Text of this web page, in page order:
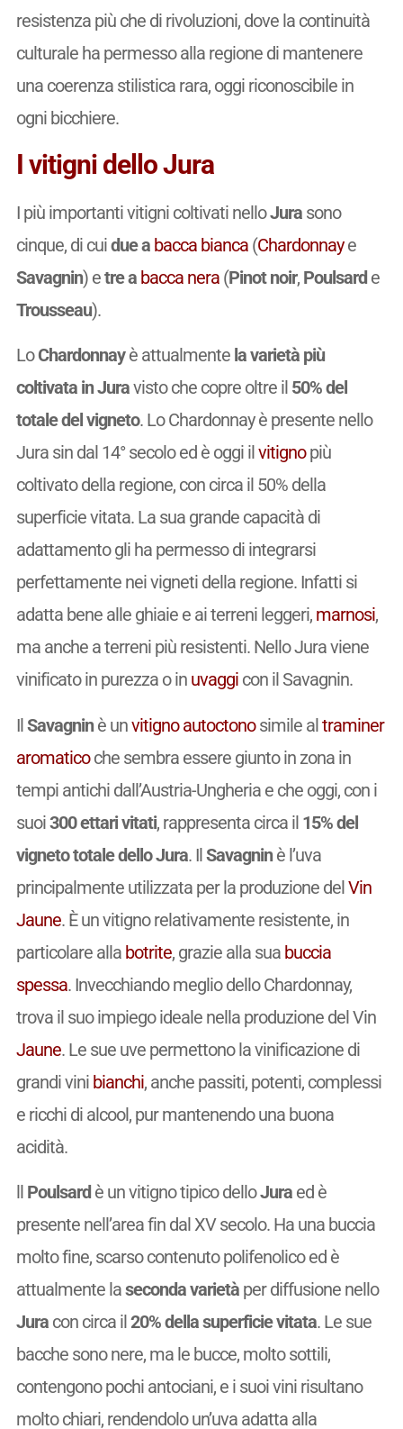
resistenza più che di rivoluzioni, dove la continuità
culturale ha permesso alla regione di mantenere
una coerenza stilistica rara, oggi riconoscibile in
ogni bicchiere.
I vitigni dello Jura
I più importanti vitigni coltivati nelloJurasono
cinque, di cuidue a bacca bianca(Chardonnaye
Savagnin) etre a bacca nera (Pinot noir, Poulsarde
Trousseau).
LoChardonnayè attualmente la varietà più
coltivata in Juravisto che copre oltre il 50% del
totale del vigneto. Lo Chardonnay è presente nello
Jura sin dal 14° secolo ed è oggi ilvitignopiù
coltivato della regione, con circa il 50% della
superficie vitata. La sua grande capacità di
adattamento gli ha permesso di integrarsi
perfettamente nei vigneti della regione. Infatti si
adatta bene alle ghiaie e ai terreni leggeri, marnosi,
ma anche a terreni più resistenti. Nello Jura viene
vinificato in purezza o in uvaggicon il Savagnin.
IlSavagninè unvitigno autoctonosimile altraminer
aromaticoche sembra essere giunto in zona in
tempi antichi dall’Austria-Ungheria e che oggi, con i
suoi300 ettari vitati, rappresenta circa il 15% del
vigneto totale dello Jura. IlSavagninè l’uva
principalmente utilizzata per la produzione delVin
Jaune. È un vitigno relativamente resistente, in
particolare alla botrite, grazie alla sua buccia
spessa. Invecchiando meglio dello Chardonnay,
trova il suo impiego ideale nella produzione del Vin
Jaune. Le sue uve permettono la vinificazione di
grandi vini bianchi, anche passiti, potenti, complessi
e ricchi di alcool, pur mantenendo una buona
acidità.
ll Poulsardè un vitigno tipico delloJuraed è
presente nell’area fin dal XV secolo. Ha una buccia
molto fine, scarso contenuto polifenolico ed è
attualmente laseconda varietàper diffusione nello
Juracon circa il20% della superficie vitata. Le sue
bacche sono nere, ma le bucce, molto sottili,
contengono pochi antociani, e i suoi vini risultano
molto chiari, rendendolo un’uva adatta alla